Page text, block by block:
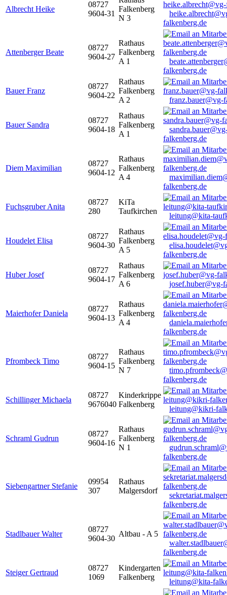
Albrecht Heike
08727
9604-31
Falkenberg
N 3
falkenberg.de
Attenberger Beate
08727
9604-27
Rathaus
Falkenberg
A 1
falkenberg.de
Bauer Franz
08727
9604-22
Rathaus
Falkenberg
A 2
franz.bauer@vg-
Bauer Sandra
08727
9604-18
Rathaus
Falkenberg
A 1
falkenberg.de
Diem Maximilian
08727
9604-12
Rathaus
Falkenberg
A 4
falkenberg.de
Fuchsgruber Anita
08727
280
KiTa
Taufkirchen
leitung@kita-
Houdelet Elisa
08727
9604-30
Rathaus
Falkenberg
A 5
falkenberg.de
Huber Josef
08727
9604-17
Rathaus
Falkenberg
A 6
josef.huber@vg-
Maierhofer Daniela
08727
9604-13
Rathaus
Falkenberg
A 4
falkenberg.de
Pfrombeck Timo
08727
9604-15
Rathaus
Falkenberg
N 7
falkenberg.de
Schillinger Michaela
08727
9676040
Kinderkrippe
Falkenberg
leitung@kikri-
Schraml Gudrun
08727
9604-16
Rathaus
Falkenberg
N 1
falkenberg.de
Siebengartner Stefanie
09954
307
Rathaus
Malgersdorf
falkenberg.de
Stadlbauer Walter
08727
9604-30
Altbau - A 5
falkenberg.de
Steiger Gertraud
08727
1069
Kindergarten
Falkenberg
leitung@kita-